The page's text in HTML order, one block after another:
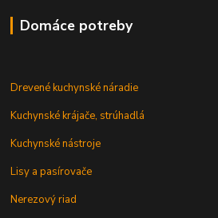
Domáce potreby
Drevené kuchynské náradie
Kuchynské krájače, strúhadlá
Kuchynské nástroje
Lisy a pasírovače
Nerezový riad